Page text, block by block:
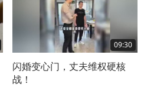
09:30
闪婚变心门，丈夫维权硬核
战！